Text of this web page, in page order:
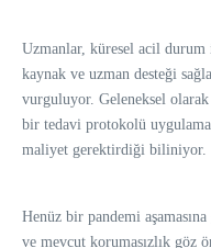
Uzmanlar, küresel acil durum
kaynak ve uzman desteği
vurguluyor. Geleneksel
bir tedavi protokolü
maliyet gerektirdiği biliniyor.
Henüz bir pandemi
ve mevcut korumasızlık göz